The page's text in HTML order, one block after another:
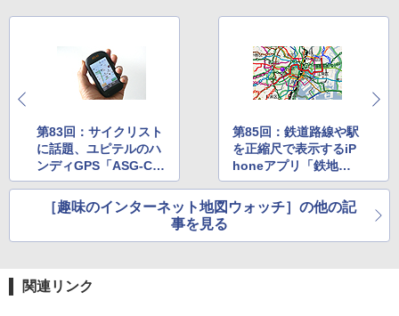
第83回：サイクリスト
に話題、ユピテルのハ
ンディGPS「ASG-CM
11」
第85回：鉄道路線や駅
を正縮尺で表示するiP
honeアプリ「鉄地図2
010」
［趣味のインターネット地図ウォッチ］の他の記
事を見る
関連リンク